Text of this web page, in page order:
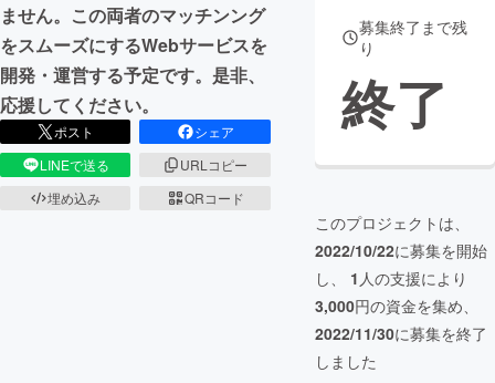
ません。この両者のマッチンング
をスムーズにするWebサービスを
開発・運営する予定です。是非、
応援してください。
ポスト
シェア
LINEで送る
URLコピー
埋め込み
QRコード
募集終了まで残
り
終了
このプロジェクトは、
2022/10/22に募集を開始
し、 1 人の支援により
3,000円の資金を集め、
2022/11/30に募集を終了
しました